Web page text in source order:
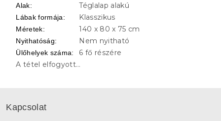
Alak: Téglalap alakú
Lábak formája: Klasszikus
Méretek: 140 x 80 x 75 cm
Nyithatóság: Nem nyitható
Ülőhelyek száma:
6 fő részére
A tétel elfogyott…
Kapcsolat